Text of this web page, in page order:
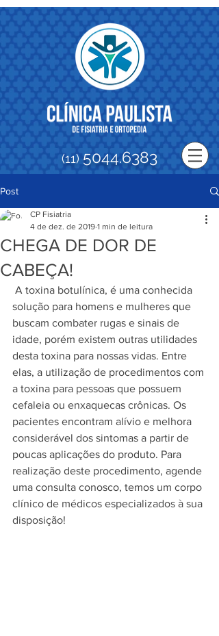
(11) 5044.6383
Post
CHEGA DE DOR DE
CABEÇA!
CP Fisiatria
4 de dez. de 2019 1 min de leitura
solução para homens e mulheres que
buscam combater rugas e sinais de
idade, porém existem outras utilidades
desta toxina para nossas vidas. Entre
elas, a utilização de procedimentos com
a toxina para pessoas que possuem
cefaleia ou enxaquecas crônicas. Os
pacientes encontram alívio e melhora
considerável dos sintomas a partir de
poucas aplicações do produto. Para
realização deste procedimento, agende
uma consulta conosco, temos um corpo
clínico de médicos especializados à sua
disposição!